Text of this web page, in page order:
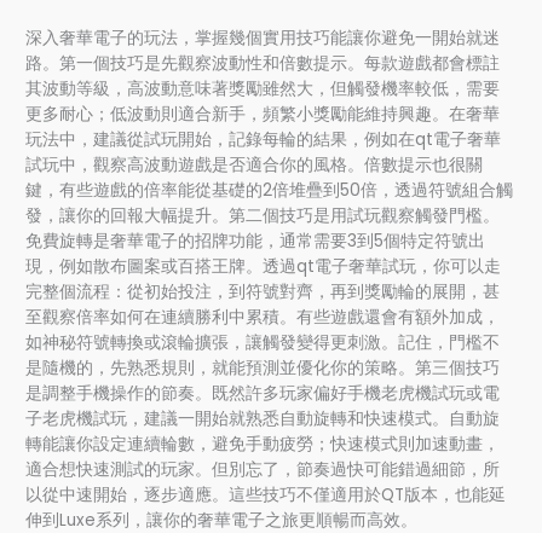
深入奢華電子的玩法，掌握幾個實用技巧能讓你避免一開始就迷
路。第一個技巧是先觀察波動性和倍數提示。每款遊戲都會標註
其波動等級，高波動意味著獎勵雖然大，但觸發機率較低，需要
更多耐心；低波動則適合新手，頻繁小獎勵能維持興趣。在奢華
玩法中，建議從試玩開始，記錄每輪的結果，例如在qt電子奢華
試玩中，觀察高波動遊戲是否適合你的風格。倍數提示也很關
鍵，有些遊戲的倍率能從基礎的2倍堆疊到50倍，透過符號組合觸
發，讓你的回報大幅提升。第二個技巧是用試玩觀察觸發門檻。
免費旋轉是奢華電子的招牌功能，通常需要3到5個特定符號出
現，例如散布圖案或百搭王牌。透過qt電子奢華試玩，你可以走
完整個流程：從初始投注，到符號對齊，再到獎勵輪的展開，甚
至觀察倍率如何在連續勝利中累積。有些遊戲還會有額外加成，
如神秘符號轉換或滾輪擴張，讓觸發變得更刺激。記住，門檻不
是隨機的，先熟悉規則，就能預測並優化你的策略。第三個技巧
是調整手機操作的節奏。既然許多玩家偏好手機老虎機試玩或電
子老虎機試玩，建議一開始就熟悉自動旋轉和快速模式。自動旋
轉能讓你設定連續輪數，避免手動疲勞；快速模式則加速動畫，
適合想快速測試的玩家。但別忘了，節奏過快可能錯過細節，所
以從中速開始，逐步適應。這些技巧不僅適用於QT版本，也能延
伸到Luxe系列，讓你的奢華電子之旅更順暢而高效。